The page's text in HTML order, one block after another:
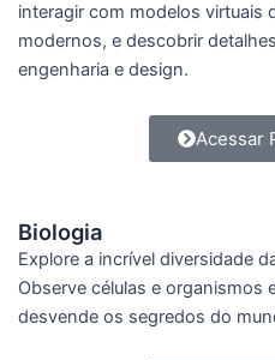
interagir com modelos virtuais
modernos, e descobrir
engenharia e design.
Acessar
Biologia
Explore a incrível diversidade
Observe células e organismos
desvende os segredos do